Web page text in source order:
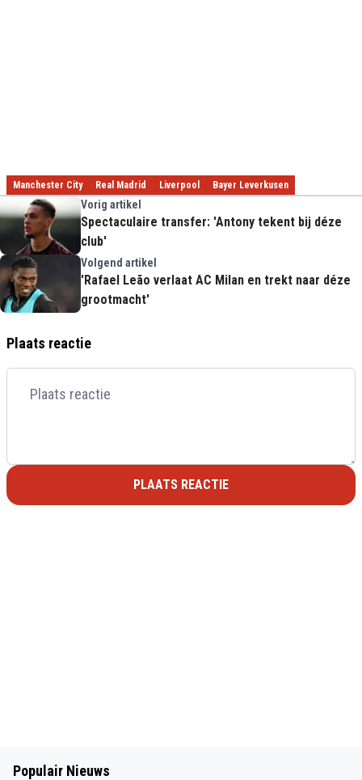
Manchester City Real Madrid Liverpool Bayer Leverkusen
Vorig artikel
Spectaculaire transfer: 'Antony tekent bij déze
club'
Volgend artikel
'Rafael Leão verlaat AC Milan en trekt naar déze
grootmacht'
Plaats reactie
PLAATS REACTIE
Populair Nieuws